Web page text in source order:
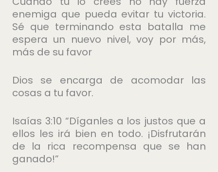
enemiga que pueda evitar tu victoria.
Sé que terminando esta batalla me
espera un nuevo nivel, voy por más,
más de su favor
Dios se encarga de acomodar las
cosas a tu favor.
Isaías 3:10 “Díganles a los justos que a
ellos les irá bien en todo. ¡Disfrutarán
de la rica recompensa que se han
ganado!”